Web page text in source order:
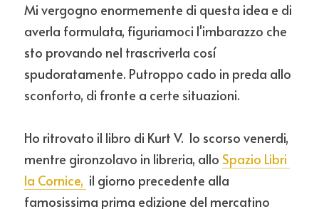
Mi vergogno enormemente di questa idea e di
averla formulata, figuriamoci l'imbarazzo che
sto provando nel trascriverla cosí
spudoratamente. Putroppo cado in preda allo
sconforto, di fronte a certe situazioni.
Ho ritrovato il libro di Kurt V.  lo scorso venerdi,
mentre gironzolavo in libreria, allo Spazio Libri
la Cornice, il giorno precedente alla
famosissima prima edizione del mercatino